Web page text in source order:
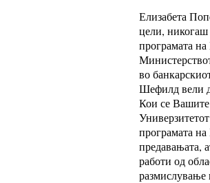
Елизабета
цели, никогаш
програмата
во
Шефилд вели
Кои се
програмата
предавањата,
работи од
размислување